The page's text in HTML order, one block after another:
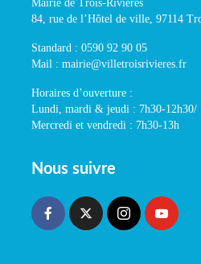
Mairie de Trois-Rivières
84, rue de l’Hôtel de ville, 97114
Standard : 0590 92 90 05
Mail : mairie@villetroisrivieres.fr
Horaires d’ouverture :
Lundi, mardi & jeudi : 7h30-12h30/
Mercredi et vendredi : 7h30-13h
Nous suivre